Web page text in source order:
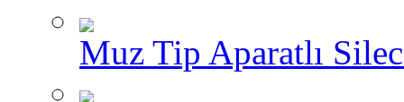
Muz Tip Aparatlı